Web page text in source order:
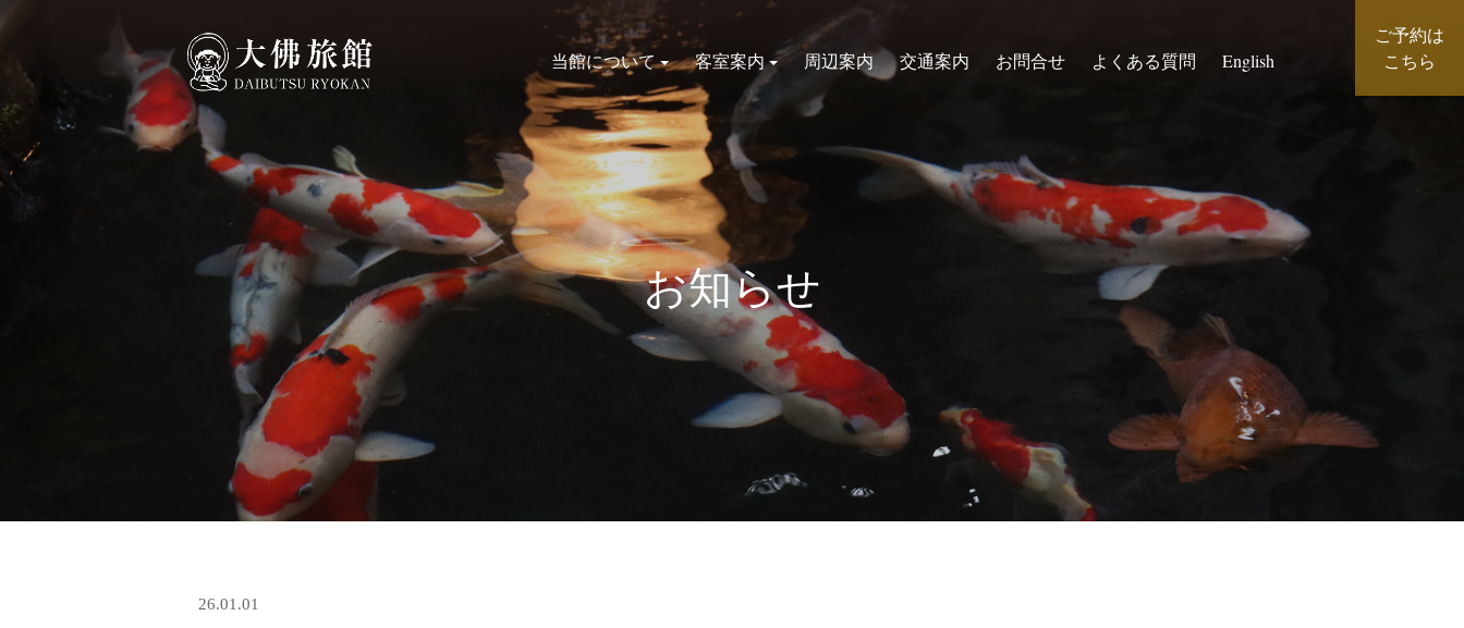
当館について 客室案内 周辺案内 交通案内 お問合せ よくある質問 English
お知らせ
26.01.01
ご予約は
こちら